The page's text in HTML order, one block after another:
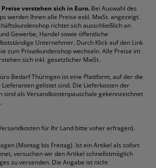
(Privatkunden)
Klemmmappen
Kopierpapier
Korrekturmittel
Kugelschreiber
Mappen
Ordner
Packband
Permanentmarker
Taschenrechner
Textmarker
Tintenroller
Tintenpatronen
Toilettenpapier
Toner
Versandmaterial
Versandtaschen
Pentel
Pelikan
Pilot
Pritt
Schneider
Stabilo
Staedtler
alle Marken anzeigen
verstehen sich in Euro. Bei Auswahl des
werden Ihnen alle Preise exkl. MwSt. angezeigt.
richtet sich ausschließlich an
Gewerbe, Handel sowie öffentliche
Unternehmer. Durch Klick auf den Link
zum Privatkundenshop wechseln. Alle Preise im
sich inkl. gesetzlicher MwSt.
Bedarf Thüringen ist eine Plattform, auf der die
gelistet sind. Die Lieferkosten der
sind als Versandkostenpauschale gekennzeichnet
für Ihr Land bitte voher erfragen).
(Montag bis Freitag). Ist ein Artikel als sofort
versuchen wir den Artikel schnellstmöglich
zu versenden. Die Angabe ist nicht